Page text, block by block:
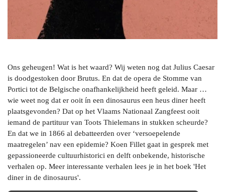
Ons geheugen! Wat is het waard? Wij weten nog dat Julius Caesar
is doodgestoken door Brutus. En dat de opera de Stomme van
Portici tot de Belgische onafhankelijkheid heeft geleid. Maar …
wie weet nog dat er ooit ín een dinosaurus een heus diner heeft
plaatsgevonden? Dat op het Vlaams Nationaal Zangfeest ooit
iemand de partituur van Toots Thielemans in stukken scheurde?
En dat we in 1866 al debatteerden over ‘versoepelende
maatregelen’ nav een epidemie? Koen Fillet gaat in gesprek met
gepassioneerde cultuurhistorici en delft onbekende, historische
verhalen op. Meer interessante verhalen lees je in het boek 'Het
diner in de dinosaurus'.